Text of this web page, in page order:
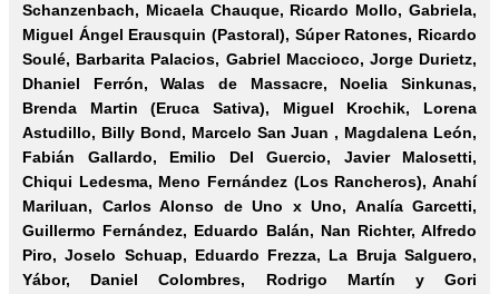
Schanzenbach, Micaela Chauque, Ricardo Mollo, Gabriela,
Miguel Ángel Erausquin (Pastoral), Súper Ratones, Ricardo
Soulé, Barbarita Palacios, Gabriel Maccioco, Jorge Durietz,
Dhaniel Ferrón, Walas de Massacre, Noelia Sinkunas,
Brenda Martin (Eruca Sativa), Miguel Krochik, Lorena
Astudillo, Billy Bond, Marcelo San Juan , Magdalena León,
Fabián Gallardo, Emilio Del Guercio, Javier Malosetti,
Chiqui Ledesma, Meno Fernández (Los Rancheros), Anahí
Mariluan, Carlos Alonso de Uno x Uno, Analía Garcetti,
Guillermo Fernández, Eduardo Balán, Nan Richter, Alfredo
Piro, Joselo Schuap, Eduardo Frezza, La Bruja Salguero,
Yábor, Daniel Colombres, Rodrigo Martín y Gori